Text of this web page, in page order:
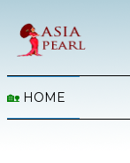
🏡 HOME